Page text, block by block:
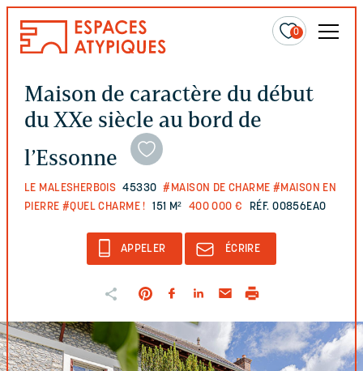
0
Maison de caractère du début
du XXe siècle au bord de
l’Essonne
LE MALESHERBOIS 45330 #MAISON DE CHARME #MAISON EN
PIERRE #QUEL CHARME ! 151 M² 400 000 € RÉF. 00856EAO
APPELER ÉCRIRE